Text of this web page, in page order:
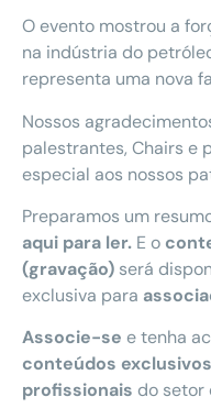
O evento mostrou a
na indústria do
representa uma nova
Nossos
palestrantes, Chairs e
especial aos nossos
Preparamos um
aqui para ler. E o
(gravação) será
exclusiva para
Associe-se e tenha
conteúdos exclusivos
profissionais do setor